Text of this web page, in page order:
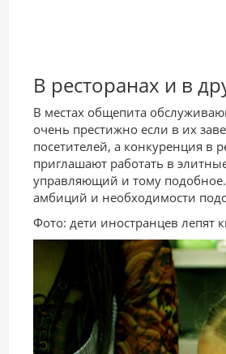
В ресторанах и в
В местах общепита
очень престижно если в их
посетителей, а конкуренция в
приглашают работать в
управляющий и тому
амбиций и необходимости
Фото: дети иностранцев лепят